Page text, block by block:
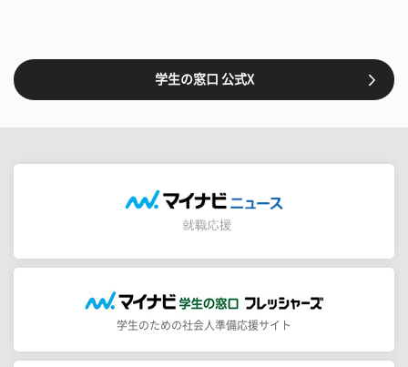
学生の窓口 公式X
学生のための社会人準備応援サイト